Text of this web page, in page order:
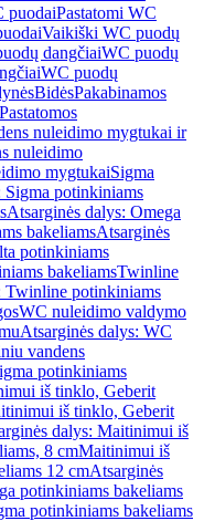
puodaiPastatomi WC
Vaikiški WC puodų
dangčiaiWC puodų
WC puodų
BidėsPakabinamos
Pastatomos
nuleidimo mygtukai ir
nuleidimo
mygtukaiSigma
Sigma potinkiniams
Atsarginės dalys: Omega
bakeliamsAtsarginės
potinkiniams
bakeliamsTwinline
Twinline potinkiniams
WC nuleidimo valdymo
Atsarginės dalys: WC
vandens
potinkiniams
iš tinklo, Geberit
iš tinklo, Geberit
dalys: Maitinimui iš
8 cmMaitinimui iš
12 cmAtsarginės
potinkiniams bakeliams
potinkiniams bakeliams